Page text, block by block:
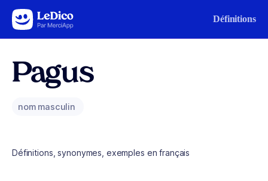
Aller au contenu Définitions
Pagus
nom masculin
Définitions, synonymes, exemples en français